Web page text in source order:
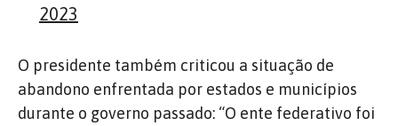
2023
O presidente também criticou a situação de
abandono enfrentada por estados e municípios
durante o governo passado: “O ente federativo foi